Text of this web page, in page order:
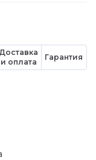
Доставка
и оплата
Гарантия